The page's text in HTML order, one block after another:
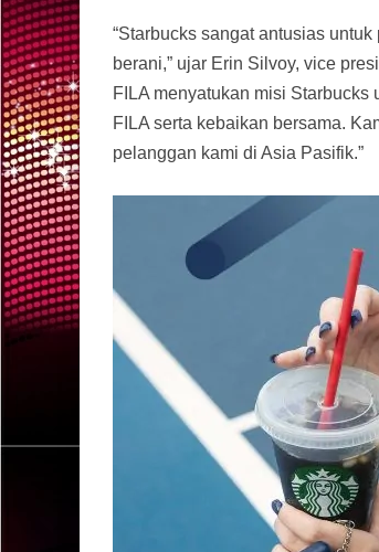
“Starbucks sangat antusias
berani,” ujar Erin Silvoy, vice
FILA menyatukan misi
FILA serta kebaikan bersama.
pelanggan kami di Asia Pasifik.”